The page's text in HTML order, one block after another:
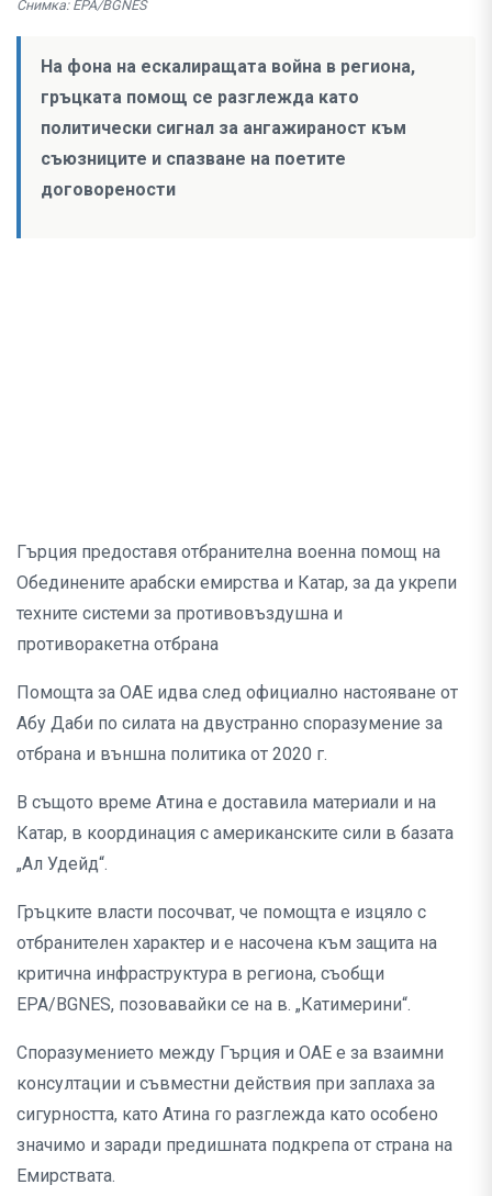
Снимка: EPA/BGNES
На фона на ескалиращата война в региона,
гръцката помощ се разглежда като
политически сигнал за ангажираност към
съюзниците и спазване на поетите
договорености
Гърция предоставя отбранителна военна помощ на
Обединените арабски емирства и Катар, за да укрепи
техните системи за противовъздушна и
противоракетна отбрана
Помощта за ОАЕ идва след официално настояване от
Абу Даби по силата на двустранно споразумение за
отбрана и външна политика от 2020 г.
В същото време Атина е доставила материали и на
Катар, в координация с американските сили в базата
„Ал Удейд“.
Гръцките власти посочват, че помощта е изцяло с
отбранителен характер и е насочена към защита на
критична инфраструктура в региона, съобщи
EPA/BGNES, позовавайки се на в. „Катимерини“.
Споразумението между Гърция и ОАЕ е за взаимни
консултации и съвместни действия при заплаха за
сигурността, като Атина го разглежда като особено
значимо и заради предишната подкрепа от страна на
Емирствата.